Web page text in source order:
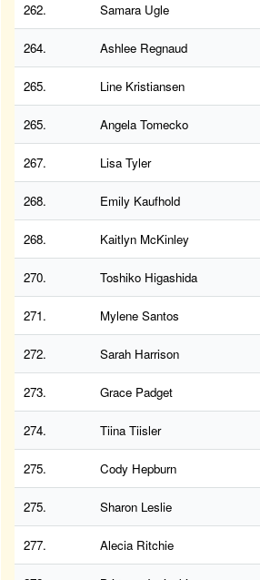
262. Samara Ugle
264. Ashlee Regnaud
265. Line Kristiansen
265. Angela Tomecko
267. Lisa Tyler
268. Emily Kaufhold
268. Kaitlyn McKinley
270. Toshiko Higashida
271. Mylene Santos
272. Sarah Harrison
273. Grace Padget
274. Tiina Tiisler
275. Cody Hepburn
275. Sharon Leslie
277. Alecia Ritchie